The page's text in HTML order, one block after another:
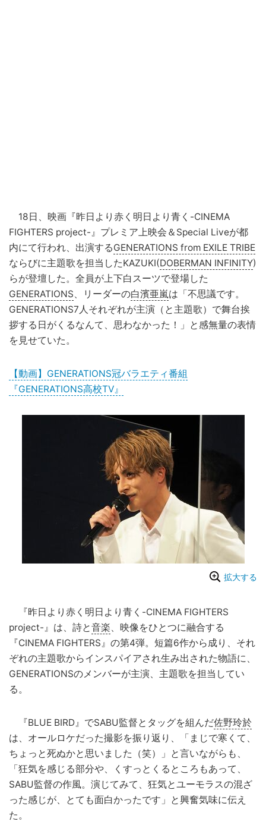
18日、映画『昨日より赤く明日より青く-CINEMA
FIGHTERS project-』プレミア上映会＆Special Liveが都
内にて行われ、出演するGENERATIONS from EXILE TRIBE
ならびに主題歌を担当したKAZUKI(DOBERMAN INFINITY)
らが登壇した。全員が上下白スーツで登場した
GENERATIONS 、リーダーの白濱亜嵐は「不思議です。
GENERATIONS7人それぞれが主演（と主題歌）で舞台挨
拶する日がくるなんて、思わなかった！」と感無量の表情
を見せていた。
【動画】GENERATIONS冠バラエティ番組
『GENERATIONS高校TV』
拡大する
『昨日より赤く明日より青く-CINEMA FIGHTERS
project-』は、詩と音楽、映像をひとつに融合する
『CINEMA FIGHTERS』の第4弾。短篇6作から成り、それ
ぞれの主題歌からインスパイアされ生み出された物語に、
GENERATIONSのメンバーが主演、主題歌を担当してい
る。
『BLUE BIRD』でSABU監督とタッグを組んだ佐野玲於
は、オールロケだった撮影を振り返り、「まじで寒くて、
ちょっと死ぬかと思いました（笑）」と言いながらも、
「狂気を感じる部分や、くすっとくるところもあって、
SABU監督の作風。演じてみて、狂気とユーモラスの混ざ
った感じが、とても面白かったです」と興奮気味に伝え
た。